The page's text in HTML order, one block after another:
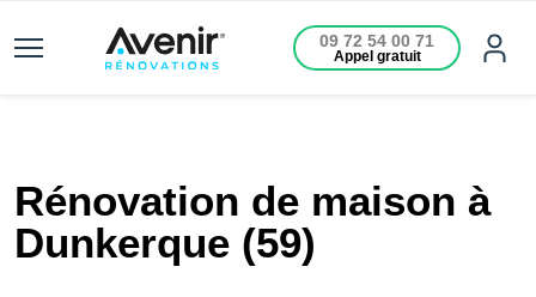
09 72 54 00 71
Appel gratuit
Rénovation de maison à
Dunkerque (59)